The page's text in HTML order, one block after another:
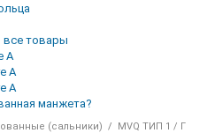
товары
A
A
A
манжета?
(сальники)
MVQ ТИП 1 / Г